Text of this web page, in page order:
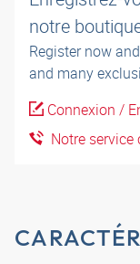
notre
Register now
and many
Connexion /
Notre